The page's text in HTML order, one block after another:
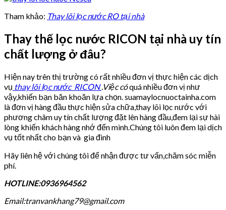
Tham khảo: Thay lõi lọc nước RO tại nhà
Thay thế lọc nước RICON tại nhà uy tín
chất lượng ở đâu?
Hiện nay trên thị trường có rất nhiều đơn vị thực hiện các dịch
vụ thay lõi lọc nước RICON .Việc cóquá nhiều đơn vị như
vậy,khiến bạn băn khoăn lựa chọn. suamaylocnuoctainha.com
là đơn vị hàng đầu thực hiện sửa chữa,thay lõi lọc nước với
phương châm uy tín chất lượng đặt lên hàng đầu,đem lại sự hài
lòng khiến khách hàng nhớ đến mình.Chúng tôi luôn đem lại dịch
vụ tốt nhất cho bạn và gia đình
Hãy liên hệ với chúng tôi để nhận được tư vấn,chăm sóc miễn
phí.
HOTLINE:0936964562
Email:tranvankhang79@gmail.com